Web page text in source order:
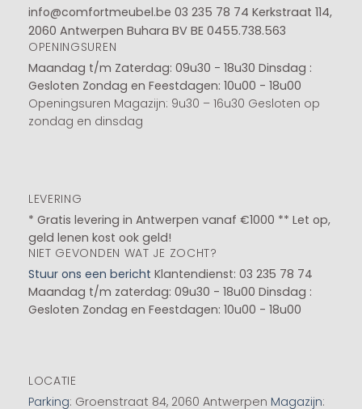
info@comfortmeubel.be 03 235 78 74 Kerkstraat 114,
2060 Antwerpen Buhara BV BE 0455.738.563
OPENINGSUREN
Maandag t/m Zaterdag: 09u30 - 18u30 Dinsdag :
Gesloten Zondag en Feestdagen: 10u00 - 18u00
Openingsuren Magazijn: 9u30 – 16u30 Gesloten op
zondag en dinsdag
LEVERING
* Gratis levering in Antwerpen vanaf €1000 ** Let op,
geld lenen kost ook geld!
NIET GEVONDEN WAT JE ZOCHT?
Stuur ons een bericht Klantendienst: 03 235 78 74
Maandag t/m zaterdag: 09u30 - 18u00 Dinsdag :
Gesloten Zondag en Feestdagen: 10u00 - 18u00
LOCATIE
Parking: Groenstraat 84, 2060 Antwerpen Magazijn: